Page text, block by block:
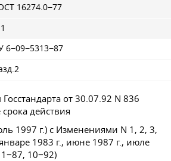
16274.0−77
6−09−5313−87
от 30.07.92 N 836
действия
1997 г.) с Изменениями N 1, 2, 3,
1983 г., июне 1987 г., июле
10−92)